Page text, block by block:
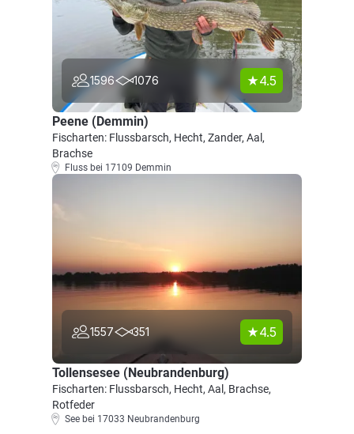
1596 1076 4.5
Peene (Demmin)
Fischarten: Flussbarsch, Hecht, Zander, Aal,
Brachse
Fluss bei 17109 Demmin
1557 351 4.5
Tollensesee (Neubrandenburg)
Fischarten: Flussbarsch, Hecht, Aal, Brachse,
Rotfeder
See bei 17033 Neubrandenburg